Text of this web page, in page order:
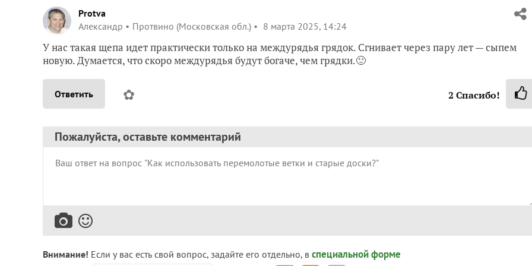
Protva
Александр
Протвино (Московская обл.) 8 марта 2025, 14:24
У нас такая щепа идет практически только на междурядья грядок. Сгнивает через пару лет — сыпем
новую. Думается, что скоро междурядья будут богаче, чем грядки.🙂
Ответить ✿ 2 Спасибо!
Пожалуйста, оставьте комментарий
Внимание! Если у вас есть свой вопрос, задайте его отдельно, в специальной форме